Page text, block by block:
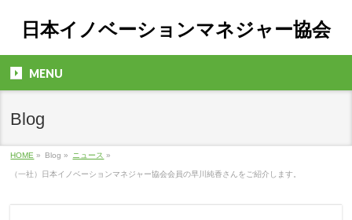
日本イノベーションマネジャー協会
MENU
Blog
HOME » Blog » ニュース »
（一社）日本イノベーションマネジャー協会会員の早川純香さんをご紹介します。